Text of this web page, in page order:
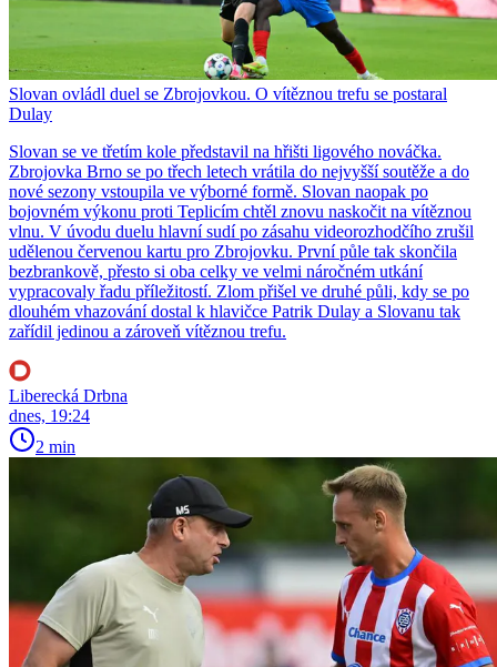
Slovan ovládl duel se Zbrojovkou. O vítěznou trefu se postaral
Dulay
Slovan se ve třetím kole představil na hřišti ligového nováčka.
Zbrojovka Brno se po třech letech vrátila do nejvyšší soutěže a do
nové sezony vstoupila ve výborné formě. Slovan naopak po
bojovném výkonu proti Teplicím chtěl znovu naskočit na vítěznou
vlnu. V úvodu duelu hlavní sudí po zásahu videorozhodčího zrušil
udělenou červenou kartu pro Zbrojovku. První půle tak skončila
bezbrankově, přesto si oba celky ve velmi náročném utkání
vypracovaly řadu příležitostí. Zlom přišel ve druhé půli, kdy se po
dlouhém vhazování dostal k hlavičce Patrik Dulay a Slovanu tak
zařídil jedinou a zároveň vítěznou trefu.
Liberecká Drbna
dnes, 19:24
2 min